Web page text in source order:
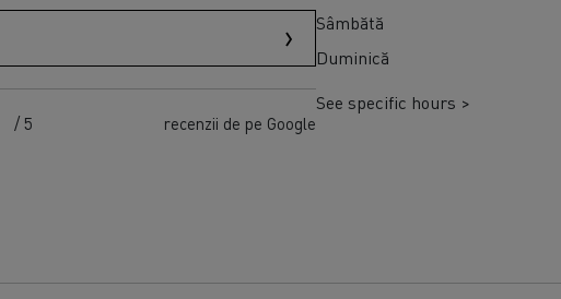
/ 5 recenzii de pe Google
Sâmbătă
Duminică
See specific hours >